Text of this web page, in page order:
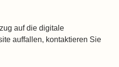
auf die digitale
auffallen, kontaktieren Sie